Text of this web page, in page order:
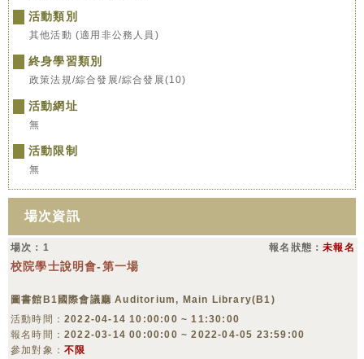
活動類別
其他活動 (適用非公務人員)
終身學習類別
政策法規/綜合發展/綜合發展(10)
活動網址
無
活動限制
無
場次資訊
場次：1 報名狀態：未報名
校院學士說明會-第一場
圖書館B1國際會議廳 Auditorium, Main Library(B1)
活動時間： 2022-04-14 10:00:00 ~ 11:30:00
報名時間： 2022-03-14 00:00:00 ~ 2022-04-05 23:59:00
參加對象： 不限